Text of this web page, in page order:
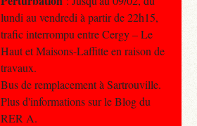
lundi au vendredi à partir de 22h15,
trafic interrompu entre Cergy – Le
Haut et Maisons-Laffitte en raison de
travaux.
Bus de remplacement à Sartrouville.
Plus d'informations sur le Blog du
RER A.